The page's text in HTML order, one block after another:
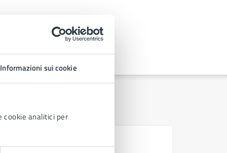
Informazioni sui cookie
cookie analitici per